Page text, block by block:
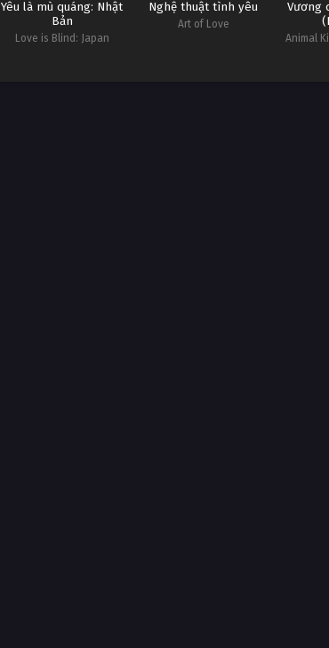
Yêu là mù quáng: Nhật
Bản
Love is Blind: Japan
Nghệ thuật tình yêu
Art of Love
Vương
Animal